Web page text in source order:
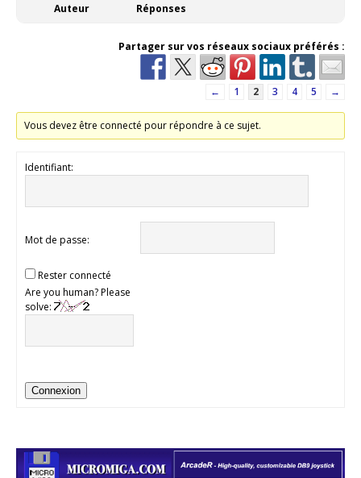
Auteur Réponses
Partager sur vos réseaux sociaux préférés :
← 1 2 3 4 5 →
Vous devez être connecté pour répondre à ce sujet.
Identifiant:
Mot de passe:
Rester connecté
Are you human? Please
solve:
Connexion